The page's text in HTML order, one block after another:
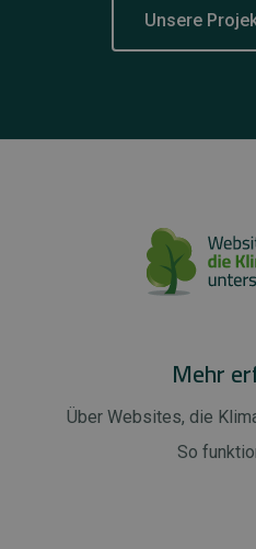
Unsere
Mehr
Über Websites, die
So